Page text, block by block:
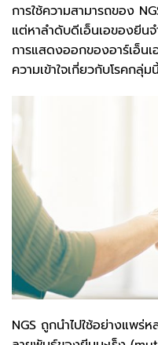
การใช้ความสามารถของ
แต่หาลำดับดีเอ็นเอของยีน
การแสดงออกของอาร์เอ็น
ความเข้าใจเกี่ยวกับโรคกลุ่
NGS ถูกนำไปใช้อย่างแพร่